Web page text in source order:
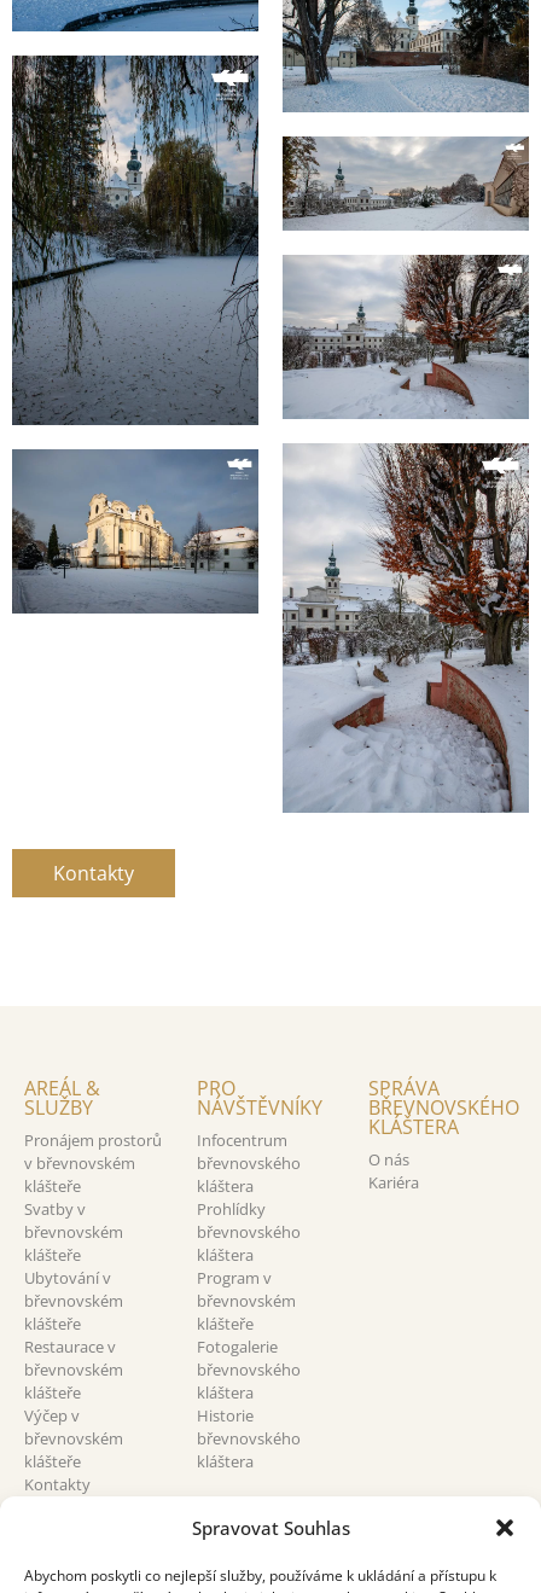
Spravovat Souhlas
Abychom poskytli co nejlepší služby, používáme k ukládání a přístupu k
Kontakty
AREÁL &
SLUŽBY
Pronájem prostorů
v břevnovském
klášteře
Svatby v
břevnovském
klášteře
Ubytování v
břevnovském
klášteře
Restaurace v
břevnovském
klášteře
Výčep v
břevnovském
klášteře
Kontakty
PRO
NÁVŠTĚVNÍKY
Infocentrum
břevnovského
kláštera
Prohlídky
břevnovského
kláštera
Program v
břevnovském
klášteře
Fotogalerie
břevnovského
kláštera
Historie
břevnovského
kláštera
SPRÁVA
BŘEVNOVSKÉHO
KLÁŠTERA
O nás
Kariéra